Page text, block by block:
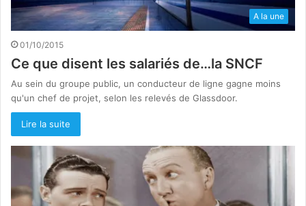
A la une
01/10/2015
Ce que disent les salariés de…la SNCF
Au sein du groupe public, un conducteur de ligne gagne moins
qu'un chef de projet, selon les relevés de Glassdoor.
Lire la suite